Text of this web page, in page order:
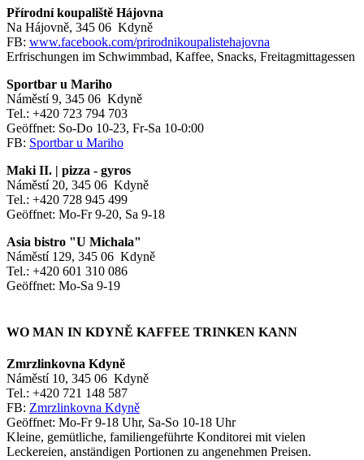
Přírodní koupaliště Hájovna
Na Hájovně, 345 06 Kdyně
FB: www.facebook.com/prirodnikoupalistehajovna
Erfrischungen im Schwimmbad, Kaffee, Snacks, Freitagmittagessen
Sportbar u Mariho
Náměstí 9, 345 06 Kdyně
Tel.: +420 723 794 703
Geöffnet: So-Do 10-23, Fr-Sa 10-0:00
FB: Sportbar u Mariho
Maki II. | pizza - gyros
Náměstí 20, 345 06 Kdyně
Tel.: +420 728 945 499
Geöffnet: Mo-Fr 9-20, Sa 9-18
Asia bistro "U Michala"
Náměstí 129, 345 06 Kdyně
Tel.: +420 601 310 086
Geöffnet: Mo-Sa 9-19
WO MAN IN KDYNĚ KAFFEE TRINKEN KANN
Zmrzlinkovna Kdyně
Náměstí 10, 345 06 Kdyně
Tel.: +420 721 148 587
FB: Zmrzlinkovna Kdyně
Geöffnet: Mo-Fr 9-18 Uhr, Sa-So 10-18 Uhr
Kleine, gemütliche, familiengeführte Konditorei mit vielen
Leckereien, anständigen Portionen zu angenehmen Preisen.